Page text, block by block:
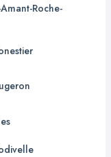
Roche-